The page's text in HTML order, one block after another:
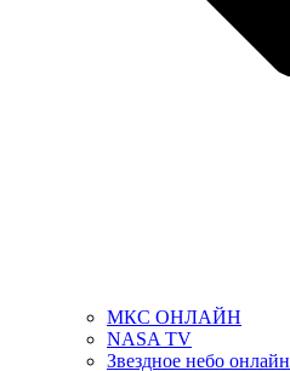
МКС ОНЛАЙН
NASA TV
Звездное небо онлайн